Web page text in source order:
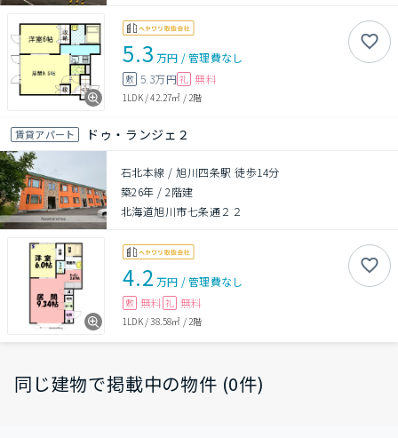
5.3 万円 /管理費なし
敷 5.3万円 礼 無料
1LDK/42.27㎡ /2階
賃貸アパート ドゥ・ランジェ２
石北本線 / 旭川四条駅 徒歩14分
築26年 /2階建
北海道旭川市七条通２２
4.2 万円 /管理費なし
敷 無料 礼 無料
1LDK/38.58㎡ /2階
同じ建物で掲載中の物件 (0件)